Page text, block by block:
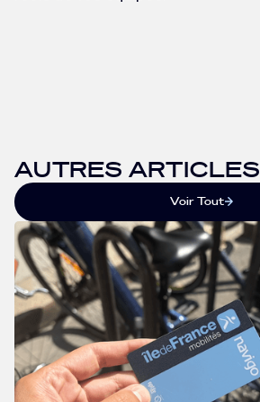
AUTRES ARTICLES
Voir Tout